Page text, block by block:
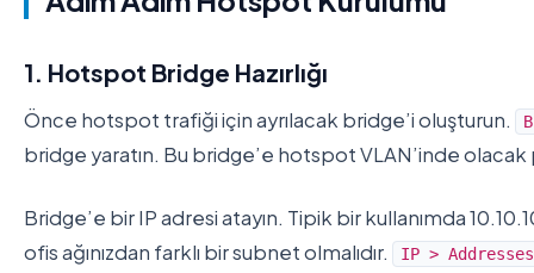
1. Hotspot Bridge Hazırlığı
Önce hotspot trafiği için ayrılacak bridge’i oluşturun.
bridge yaratın. Bu bridge’e hotspot VLAN’inde
Bridge’e bir IP adresi atayın. Tipik bir kullanımda
ofis ağınızdan farklı bir subnet olmalıdır.
IP >